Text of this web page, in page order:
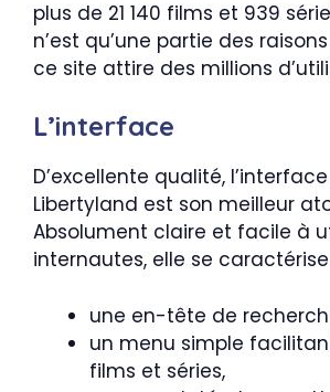
plus de 21 140 films et 939
n’est qu’une partie des
ce site attire des millions
L’interface
D’excellente qualité,
Libertyland est son meilleur
Absolument claire et facile à
internautes, elle se
une en-tête de
un menu simple
films et séries,